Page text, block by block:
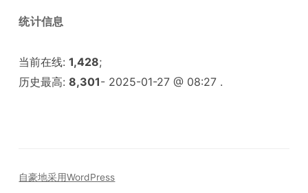
统计信息
当前在线:1,428;
历史最高:8,301- 2025-01-27 @ 08:27 .
自豪地采用WordPress